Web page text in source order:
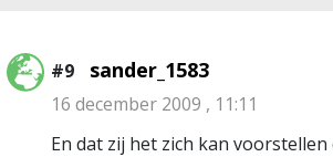
#9 sander_1583
16 december 2009 , 11:11
En dat zij het zich kan voorstellen